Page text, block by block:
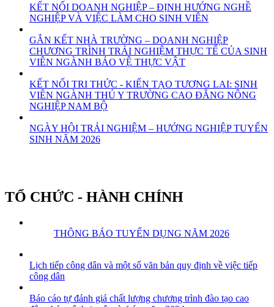
KẾT NỐI DOANH NGHIỆP – ĐỊNH HƯỚNG NGHỀ
NGHIỆP VÀ VIỆC LÀM CHO SINH VIÊN
GẮN KẾT NHÀ TRƯỜNG – DOANH NGHIỆP
CHƯƠNG TRÌNH TRẢI NGHIỆM THỰC TẾ CỦA SINH
VIÊN NGÀNH BẢO VỆ THỰC VẬT
KẾT NỐI TRI THỨC - KIẾN TẠO TƯƠNG LAI: SINH
VIÊN NGÀNH THÚ Y TRƯỜNG CAO ĐẲNG NÔNG
NGHIỆP NAM BỘ
NGÀY HỘI TRẢI NGHIỆM – HƯỚNG NGHIỆP TUYỂN
SINH NĂM 2026
TỔ CHỨC - HÀNH CHÍNH
THÔNG BÁO TUYỂN DỤNG NĂM 2026
Lịch tiếp công dân và một số văn bản quy định về việc tiếp
công dân
Báo cáo tự đánh giá chất lượng chương trình đào tạo cao